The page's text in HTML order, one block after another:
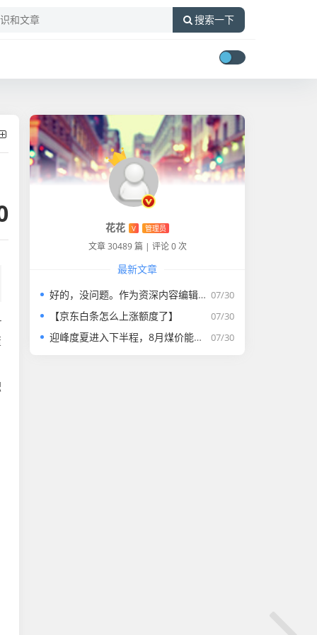
搜索一下
花花 V 管理员
文章 30489 篇 | 评论 0 次
最新文章
07/30
好的，没问题。作为资深内容编辑，我将为您打造一篇符合要求的专业教程文章。
07/30
【京东白条怎么上涨额度了】
07/30
迎峰度夏进入下半程，8月煤价能否走强？